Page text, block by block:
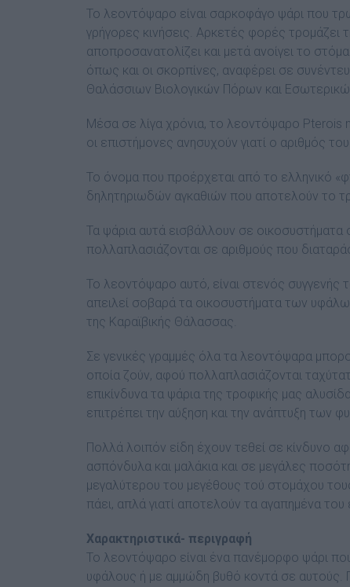
Το λεοντόψαρο είναι σαρκοφάγο ψάρι που
γρήγορες κινήσεις. Αρκετές φορές τρομάζει
αποπροσανατολίζει και μετά ανοίγει το
όπως και οι σκορπίνες, αναφέρει σε
Θαλάσσιων Βιολογικών Πόρων και
Μέσα σε λίγα χρόνια, το λεοντόψαρο Pterois
οι επιστήμονες ανησυχούν γιατί ο αριθμός
Το όνομα που προέρχεται από το ελληνικό
δηλητηριωδών αγκαθιών που αποτελούν το
Τα ψάρια αυτά εισβάλλουν σε οικοσυστήματα
πολλαπλασιάζονται σε αριθμούς που
Το λεοντόψαρο αυτό, είναι στενός συγγενής
απειλεί σοβαρά τα οικοσυστήματα των
της Καραϊβικής Θάλασσας.
Σε γενικές γραμμές όλα τα λεοντόψαρα
οποία ζούν, αφού πολλαπλασιάζονται
επικίνδυνα τα ψάρια της τροφικής μας
επιτρέπει την αύξηση και την ανάπτυξη των
Πολλά λοιπόν είδη έχουν τεθεί σε κίνδυνο
ασπόνδυλα και μαλάκια και σε μεγάλες
μεγαλύτερου του μεγέθους τού στομάχου
πάει, απλά γιατί αποτελούν τα αγαπημένα του
Χαρακτηριστικά- περιγραφή
Το λεοντόψαρο είναι ένα πανέμορφο ψάρι
υφάλους ή με αμμώδη βυθό κοντά σε αυτούς.